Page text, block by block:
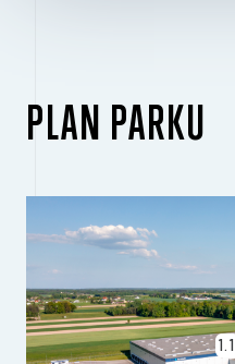
PLAN PARKU
1.1